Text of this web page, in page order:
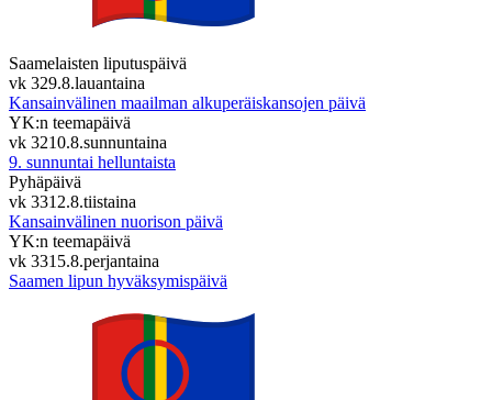
Saamelaisten liputuspäivä
vk 329.8.lauantaina
Kansainvälinen maailman alkuperäiskansojen päivä
YK:n teemapäivä
vk 3210.8.sunnuntaina
9. sunnuntai helluntaista
Pyhäpäivä
vk 3312.8.tiistaina
Kansainvälinen nuorison päivä
YK:n teemapäivä
vk 3315.8.perjantaina
Saamen lipun hyväksymispäivä